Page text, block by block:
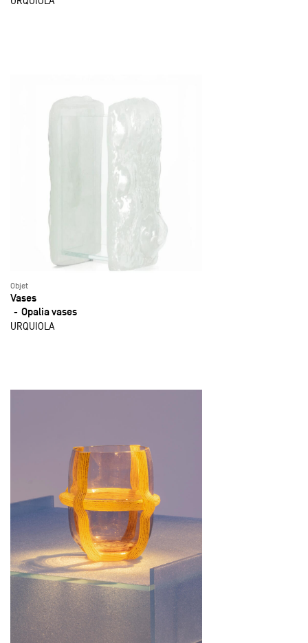
Objet
Vases
Opalia vases
URQUIOLA